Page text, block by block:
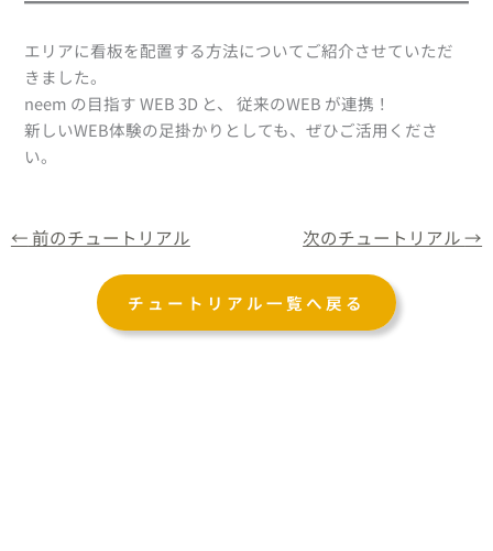
エリアに看板を配置する方法についてご紹介させていただ
きました。
neem の目指す WEB 3D と、 従来のWEB が連携！
新しいWEB体験の足掛かりとしても、ぜひご活用くださ
い。
← 前のチュートリアル 次のチュートリアル→
チュートリアル一覧へ戻る